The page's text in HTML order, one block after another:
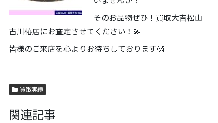
そのお品物ぜひ！買取大吉松山
古川椿店にお査定させてください！💫
皆様のご来店を心よりお待ちしております🥰
買取実績
関連記事